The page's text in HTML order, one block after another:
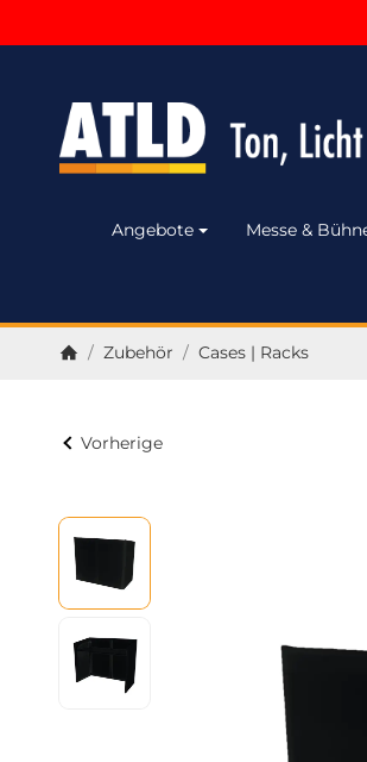
Angebote Messe &
/ Zubehör / Cases | Racks
Vorherige